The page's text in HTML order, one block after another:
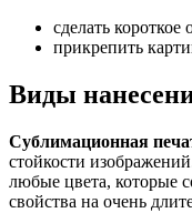
сделать короткое
прикрепить
Виды
Сублимационная
стойкости
любые цвета, которые
свойства на очень